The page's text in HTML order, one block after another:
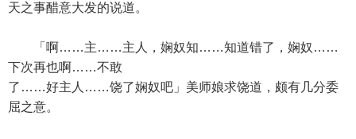
天之事醋意大发的说道。
「啊……主……主人，娴奴知……知道错了，娴奴……
下次再也啊……不敢
了……好主人……饶了娴奴吧」美师娘求饶道，颇有几分委
屈之意。